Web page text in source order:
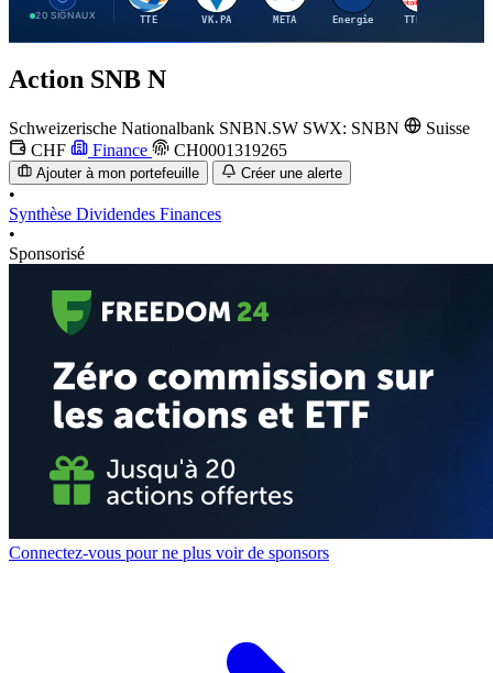
20 SIGNAUX TTE VK.PA META Energie TTE.PA
Action SNB N
Schweizerische Nationalbank SNBN.SW SWX: SNBN
Suisse
CHF
Finance CH0001319265
Ajouter à mon portefeuille Créer une alerte
•
Synthèse Dividendes Finances
•
Sponsorisé
Connectez-vous pour ne plus voir de sponsors